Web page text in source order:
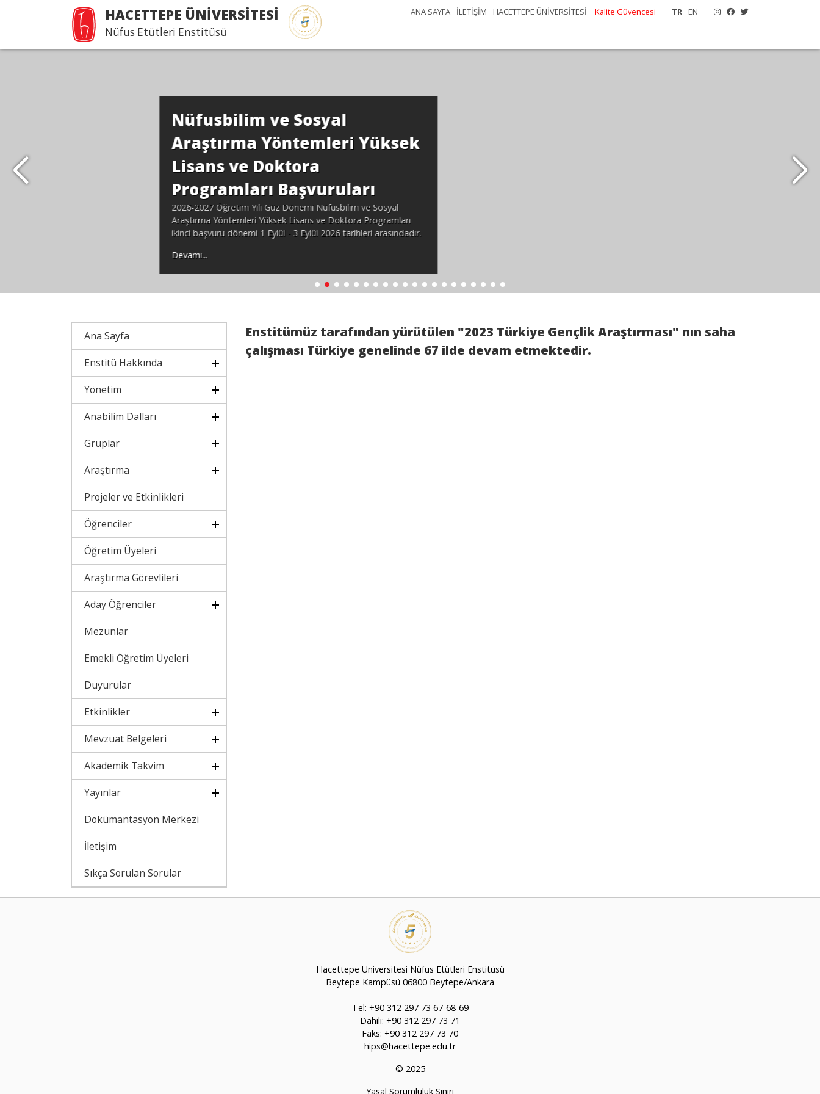
HACETTEPE ÜNİVERSİTESİ
Nüfus Etütleri Enstitüsü
TR EN
ANA SAYFA İLETİŞİM HACETTEPE ÜNİVERSİTESİ Kalite Güvencesi
Nüfusbilim ve Sosyal
Araştırma Yöntemleri Yüksek
Lisans ve Doktora
Programları Başvuruları
2026-2027 Öğretim Yılı Güz Dönemi Nüfusbilim ve Sosyal
Araştırma Yöntemleri Yüksek Lisans ve Doktora Programları
ikinci başvuru dönemi 1 Eylül - 3 Eylül 2026 tarihleri arasındadır.
Ana Sayfa
Enstitü Hakkında
Yönetim
Anabilim Dalları
Gruplar
Araştırma
Projeler ve Etkinlikleri
Öğrenciler
Öğretim Üyeleri
Araştırma Görevlileri
Aday Öğrenciler
Mezunlar
Emekli Öğretim Üyeleri
Duyurular
Etkinlikler
Mevzuat Belgeleri
Akademik Takvim
Yayınlar
Dokümantasyon Merkezi
İletişim
Sıkça Sorulan Sorular
Enstitümüz tarafından yürütülen "2023 Türkiye Gençlik Araştırması" nın saha
çalışması Türkiye genelinde 67 ilde devam etmektedir.
Hacettepe Üniversitesi Nüfus Etütleri Enstitüsü
Beytepe Kampüsü 06800 Beytepe/Ankara
Tel: +90 312 297 73 67-68-69
Dahili: +90 312 297 73 71
Faks: +90 312 297 73 70
hips@hacettepe.edu.tr
© 2025
Yasal Sorumluluk Sınırı